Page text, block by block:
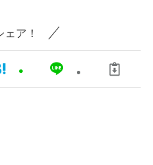
ア！